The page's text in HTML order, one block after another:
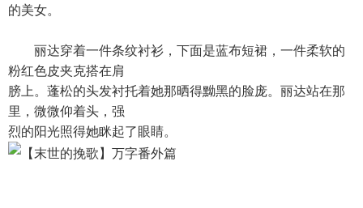
的美女。
丽达穿着一件条纹衬衫，下面是蓝布短裙，一件柔软的
粉红色皮夹克搭在肩
膀上。蓬松的头发衬托着她那晒得黝黑的脸庞。丽达站在那
里，微微仰着头，强
烈的阳光照得她眯起了眼睛。